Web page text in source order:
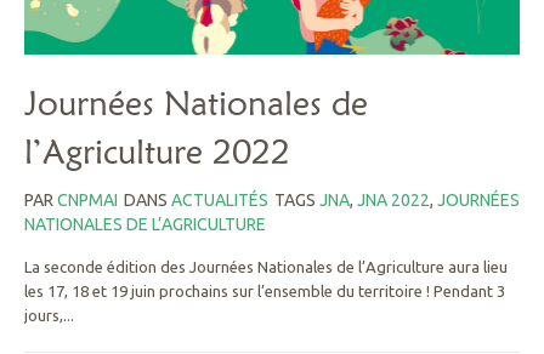
Journées Nationales de
l’Agriculture 2022
PAR CNPMAI DANS ACTUALITÉS TAGS JNA, JNA 2022, JOURNÉES
NATIONALES DE L’AGRICULTURE
La seconde édition des Journées Nationales de l’Agriculture aura lieu
les 17, 18 et 19 juin prochains sur l’ensemble du territoire ! Pendant 3
jours,...